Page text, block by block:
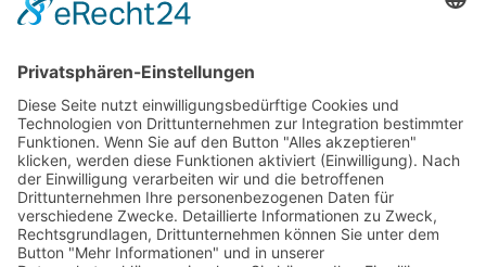
Unkaschierter Glaswolle-Filz mit markierter Oberfläche für
die Steildachdämmung bei unterschiedlichen
Weiterlesen:/produkte/produkt/klemmfilz-kf-2-035/
Suchergebnisse 51 bis 60 von 103
«
< 1 2 3 4 5 6 7 8 9 10 > »